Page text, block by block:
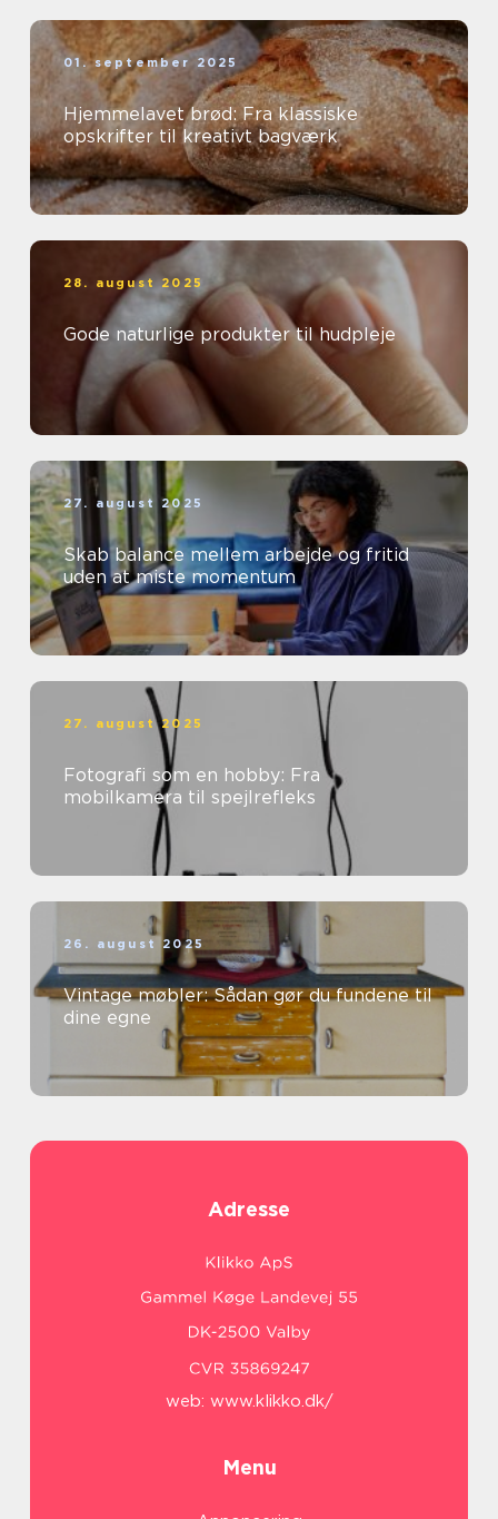
01. september 2025
Hjemmelavet brød: Fra klassiske
opskrifter til kreativt bagværk
28. august 2025
Gode naturlige produkter til hudpleje
27. august 2025
Skab balance mellem arbejde og fritid
uden at miste momentum
27. august 2025
Fotografi som en hobby: Fra
mobilkamera til spejlrefleks
26. august 2025
Vintage møbler: Sådan gør du fundene til
dine egne
Adresse
web: www.klikko.dk/
Menu